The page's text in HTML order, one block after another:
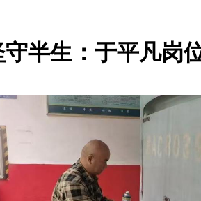
守半生：于平凡岗